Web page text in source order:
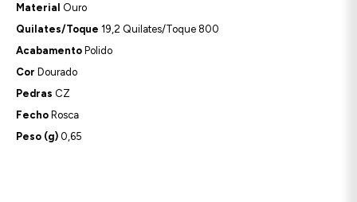
Material Ouro
Quilates/Toque 19,2 Quilates/Toque 800
Acabamento Polido
Cor Dourado
Pedras CZ
Fecho Rosca
Peso (g) 0,65